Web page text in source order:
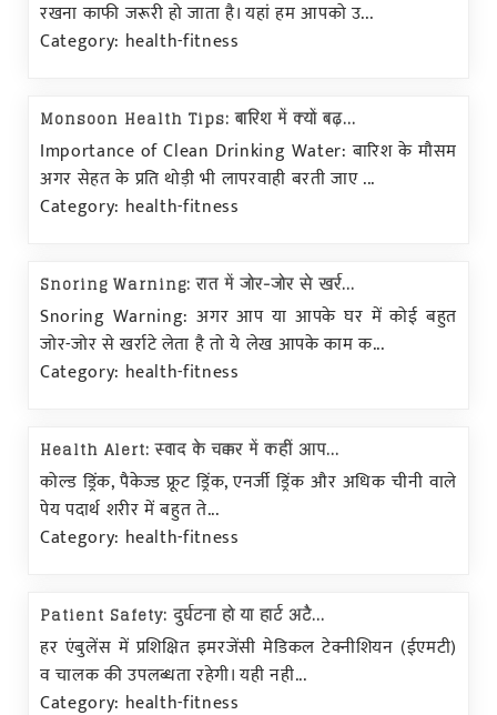
रखना काफी जरूरी हो जाता है। यहां हम आपको उ...
Category: health-fitness
Monsoon Health Tips: बारिश में क्यों बढ़...
Importance of Clean Drinking Water: बारिश के मौसम
अगर सेहत के प्रति थोड़ी भी लापरवाही बरती जाए ...
Category: health-fitness
Snoring Warning: रात में जोर-जोर से खर्र...
Snoring Warning: अगर आप या आपके घर में कोई बहुत
जोर-जोर से खर्राटे लेता है तो ये लेख आपके काम क...
Category: health-fitness
Health Alert: स्वाद के चक्कर में कहीं आप...
कोल्ड ड्रिंक, पैकेज्ड फ्रूट ड्रिंक, एनर्जी ड्रिंक और अधिक चीनी वाले
पेय पदार्थ शरीर में बहुत ते...
Category: health-fitness
Patient Safety: दुर्घटना हो या हार्ट अटै...
हर एंबुलेंस में प्रशिक्षित इमरजेंसी मेडिकल टेक्नीशियन (ईएमटी)
व चालक की उपलब्धता रहेगी। यही नही...
Category: health-fitness